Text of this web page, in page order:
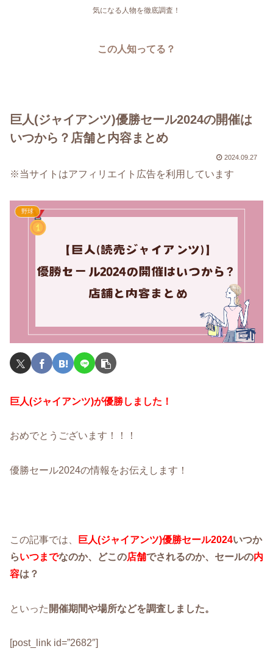
気になる人物を徹底調査！
この人知ってる？
巨人(ジャイアンツ)優勝セール2024の開催は
いつから？店舗と内容まとめ
2024.09.27
※当サイトはアフィリエイト広告を利用しています
野球
巨人(ジャイアンツ)が優勝しました！
おめでとうございます！！！
優勝セール2024の情報をお伝えします！
この記事では、 巨人(ジャイアンツ)優勝セール2024いつか
らいつまでなのか、どこの店舗でされるのか、セールの内
容は？
といった 開催期間や場所などを調査しました。
[post_link id=”2682″]